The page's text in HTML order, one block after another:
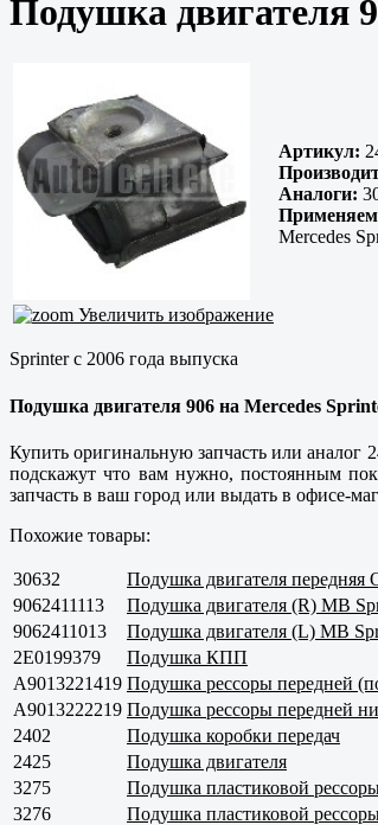
Подушка двигателя
Увеличить изображение
Артикул:
Аналоги:
Mercedes
Sprinter с 2006 года выпуска
Подушка двигателя 906 на Mercedes
Купить оригинальную запчасть или
подскажут что вам нужно, постоянным
запчасть в ваш город или выдать в офисе-
Похожие товары:
30632 Подушка двигателя передняя
9062411113
Подушка двигателя (R) MB
9062411013
Подушка двигателя (L) MB
2E0199379
Подушка КПП
A9013221419 Подушка рессоры передней
A9013222219 Подушка рессоры передней
2402
Подушка коробки передач
2425
Подушка двигателя
3275
Подушка пластиковой
3276
Подушка пластиковой